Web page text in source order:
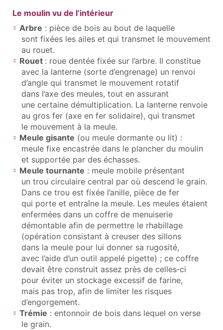
Le moulin vu de l’intérieur
Arbre : pièce de bois au bout de laquelle
sont fixées les ailes et qui transmet le mouvement
au rouet.
Rouet : roue dentée fixée sur l’arbre. Il constitue
avec la lanterne (sorte d’engrenage) un renvoi
d’angle qui transmet le mouvement rotatif
dans l’axe des meules, tout en assurant
une certaine démultiplication. La lanterne renvoie
au gros fer (axe en fer solidaire), qui transmet
le mouvement à la meule.
Meule gisante (ou meule dormante ou lit) :
meule fixe encastrée dans le plancher du moulin
et supportée par des échasses.
Meule tournante : meule mobile présentant
un trou circulaire central par où descend le grain.
Dans ce trou est fixée l’anille, pièce de fer
qui porte et entraîne la meule. Les meules étaient
enfermées dans un coffre de menuiserie
démontable afin de permettre le rhabillage
(opération consistant à creuser des sillons
dans la meule pour lui donner sa rugosité,
avec l’aide d’un outil appelé pigette) ; ce coffre
devait être construit assez près de celles‑ci
pour éviter un stockage excessif de farine,
mais pas trop, afin de limiter les risques
d’engorgement.
Trémie : entonnoir de bois dans lequel on verse
le grain.